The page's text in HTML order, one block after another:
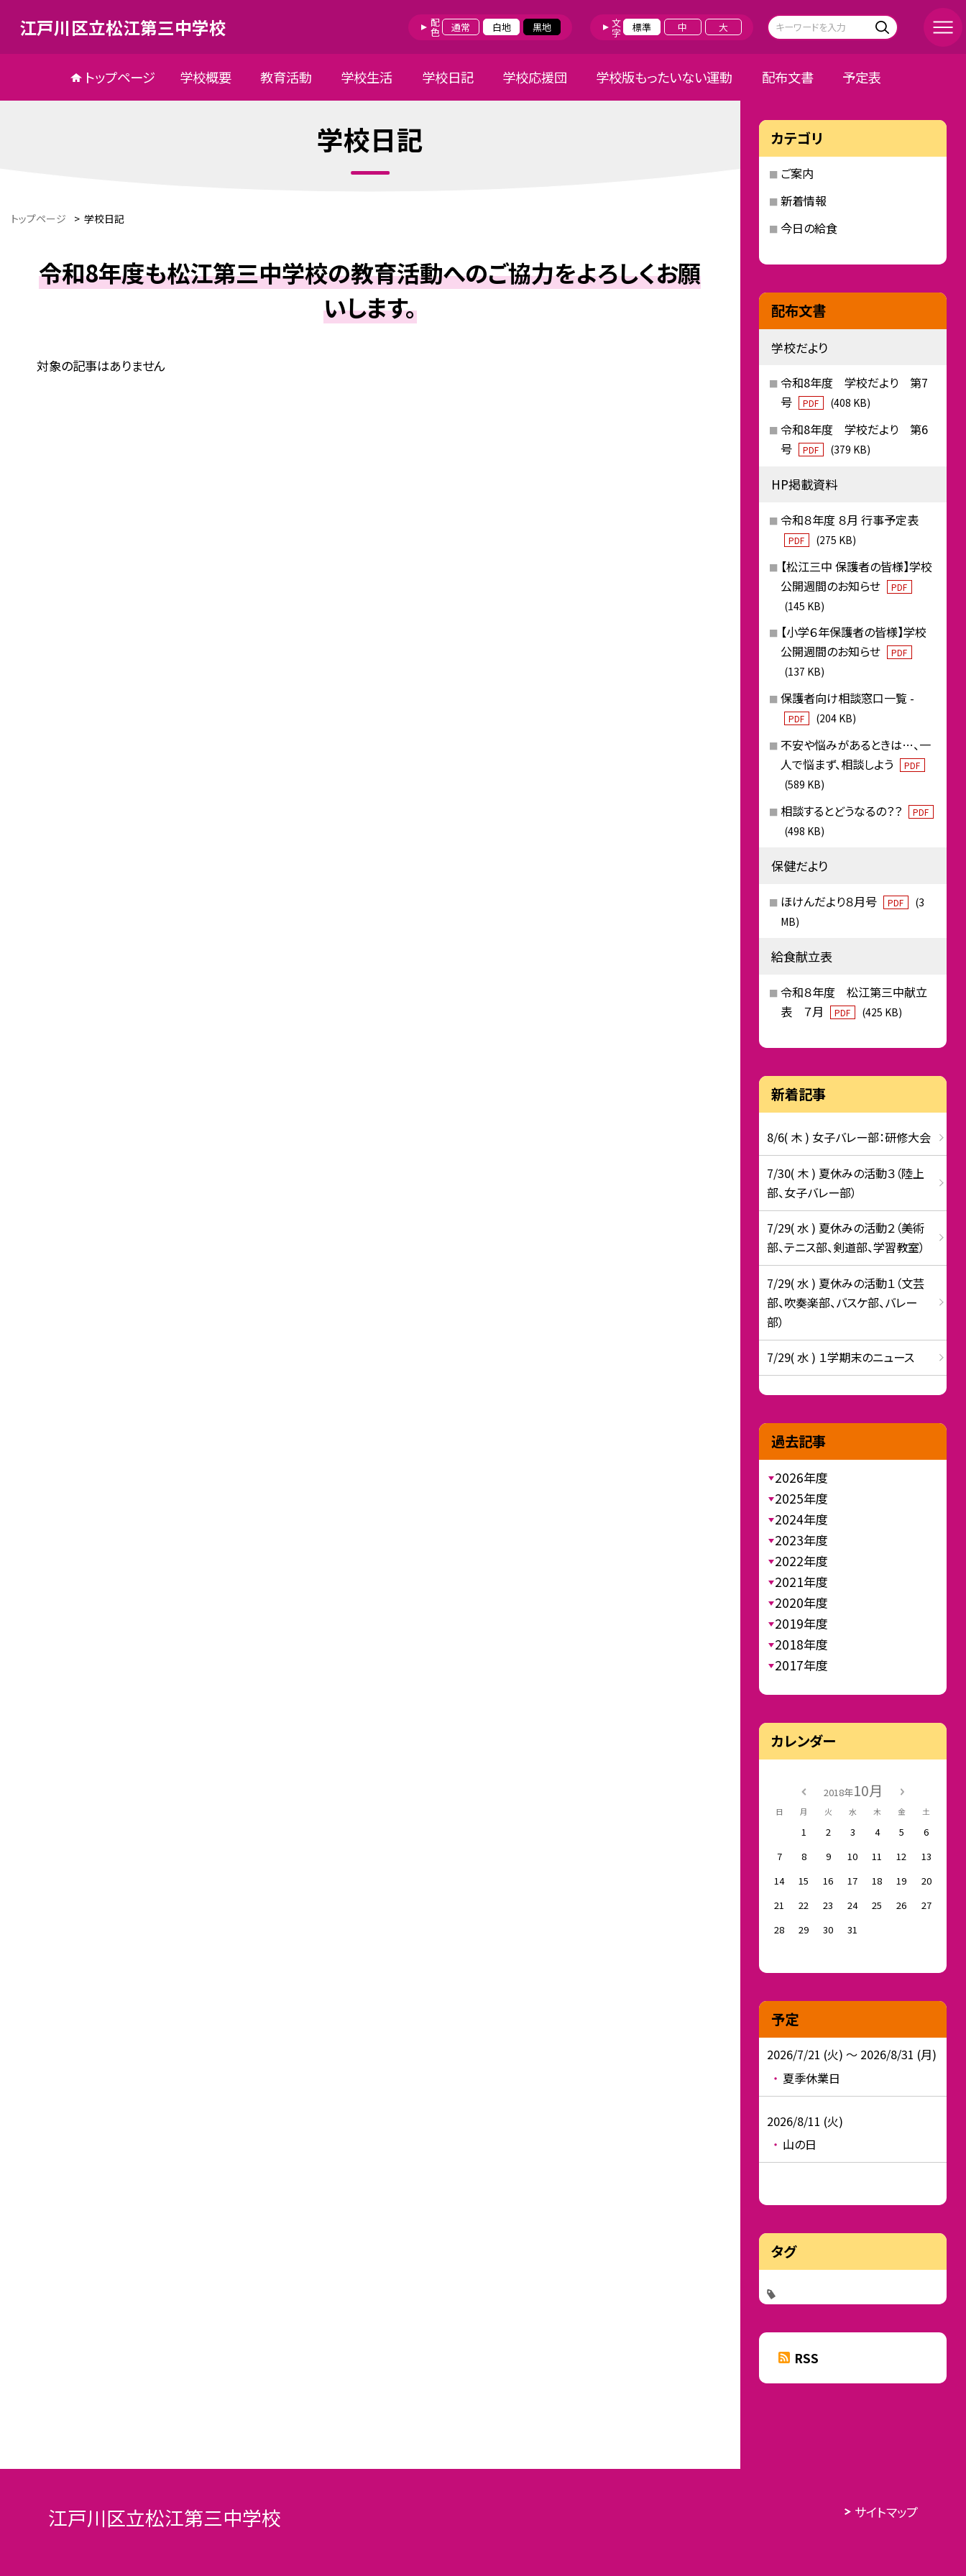
江戸川区立松江第三中学校 配色 通常 白地 黒地 文字 標準 中 大
トップページ 学校概要 教育活動 学校生活 学校日記 学校応援団 学校版もったいない運動 配布文書 予定表
学校日記
トップページ > 学校日記
令和8年度も松江第三中学校の教育活動へのご協力をよろしくお願
いします。
対象の記事はありません
カテゴリ
ご案内
新着情報
今日の給食
配布文書
学校だより
令和8年度 学校だより 第7
号
PDF (408 KB)
令和8年度 学校だより 第6
号
PDF (379 KB)
HP掲載資料
令和８年度 ８月 行事予定表
PDF (275 KB)
【松江三中 保護者の皆様】学校
公開週間のお知らせ
PDF
(145 KB)
【小学６年保護者の皆様】学校
公開週間のお知らせ
PDF
(137 KB)
保護者向け相談窓口一覧 -
PDF (204 KB)
不安や悩みがあるときは…、一
人で悩まず、相談しよう
PDF
(589 KB)
相談するとどうなるの？？ PDF
(498 KB)
保健だより
ほけんだより８月号 PDF
(3
MB)
給食献立表
令和８年度 松江第三中献立
表 ７月
PDF (425 KB)
新着記事
8/6( 木 ) 女子バレー部：研修大会
7/30( 木 ) 夏休みの活動３（陸上
部、女子バレー部）
7/29( 水 ) 夏休みの活動２（美術
部、テニス部、剣道部、学習教室）
7/29( 水 ) 夏休みの活動１（文芸
部、吹奏楽部、バスケ部、バレー
部）
7/29( 水 ) １学期末のニュース
過去記事
2026年度
2025年度
2024年度
2023年度
2022年度
2021年度
2020年度
2019年度
2018年度
2017年度
カレンダー
2018年10月
日 月 火 水 木 金 土
1 2 3 4 5
6
7
8 9 10 11 12
13
14
15 16 17 18 19
20
21
22 23 24 25 26
27
28
29 30 31
予定
2026/7/21 (火) ～ 2026/8/31 (月)
夏季休業日
2026/8/11 (火)
山の日
タグ
RSS
江戸川区立松江第三中学校 サイトマップ